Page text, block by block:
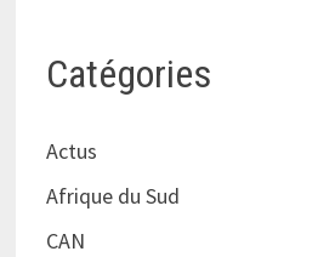
Catégories
Actus
Afrique du Sud
CAN